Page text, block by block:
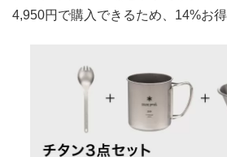
4,950円で購入できるため、14%お得